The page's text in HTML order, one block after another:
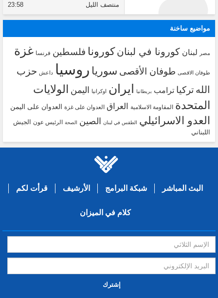
منتصف الليل 23:58
مواضيع ساخنة
مصر لبنان كورونا في لبنانكورونا فلسطين فرنسا غزة
طوفان الاقصى طوفان الأقصى سوريا روسيا داعش حزب
الله تركيا ترامب بريطانيا ايران اوكرانيا اليمن الولايات
المتحدة المقاومة الاسلامية العراق العدوان على غزة العدوان على اليمن
العدو الاسرائيلي الطقس في لبنان الصين الصحة الرئيس عون الجيش
اللبناني
البث المباشر شبكة البرامج الأرشيف قرأت لكم
كلام في الميزان
إشترك